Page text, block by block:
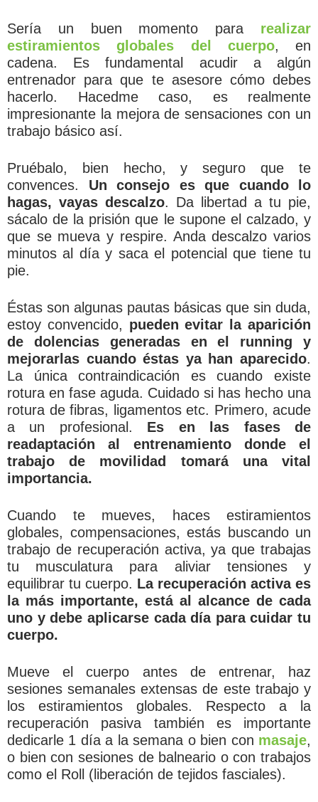
Sería un buen momento para realizar
estiramientos globales del cuerpo, en
cadena. Es fundamental acudir a algún
entrenador para que te asesore cómo debes
hacerlo. Hacedme caso, es realmente
impresionante la mejora de sensaciones con un
trabajo básico así.
Pruébalo, bien hecho, y seguro que te
convences. Un consejo es que cuando lo
hagas, vayas descalzo. Da libertad a tu pie,
sácalo de la prisión que le supone el calzado, y
que se mueva y respire. Anda descalzo varios
minutos al día y saca el potencial que tiene tu
pie.
Éstas son algunas pautas básicas que sin duda,
estoy convencido, pueden evitar la aparición
de dolencias generadas en el running y
mejorarlas cuando éstas ya han aparecido.
La única contraindicación es cuando existe
rotura en fase aguda. Cuidado si has hecho una
rotura de fibras, ligamentos etc. Primero, acude
a un profesional. Es en las fases de
readaptación al entrenamiento donde el
trabajo de movilidad tomará una vital
importancia.
Cuando te mueves, haces estiramientos
globales, compensaciones, estás buscando un
trabajo de recuperación activa, ya que trabajas
tu musculatura para aliviar tensiones y
equilibrar tu cuerpo. La recuperación activa es
la más importante, está al alcance de cada
uno y debe aplicarse cada día para cuidar tu
cuerpo.
Mueve el cuerpo antes de entrenar, haz
sesiones semanales extensas de este trabajo y
los estiramientos globales. Respecto a la
recuperación pasiva también es importante
dedicarle 1 día a la semana o bien con masaje,
o bien con sesiones de balneario o con trabajos
como el Roll (liberación de tejidos fasciales).